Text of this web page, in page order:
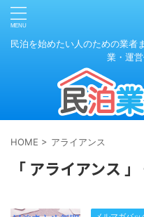
民泊を始めたい人のための業
業・運
HOME > アライアンス
「 アライアンス